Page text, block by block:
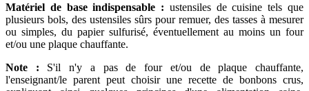
Matériel de base indispensable : ustensiles de cuisine tels que
plusieurs bols, des ustensiles sûrs pour remuer, des tasses à mesurer
ou simples, du papier sulfurisé, éventuellement au moins un four
et/ou une plaque chauffante.
Note : S'il n'y a pas de four et/ou de plaque chauffante,
l'enseignant/le parent peut choisir une recette de bonbons crus,